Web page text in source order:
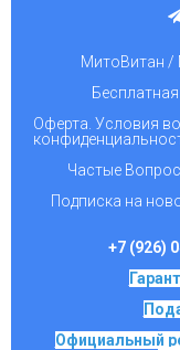
МитоВитан /
Оферта. Условия
Частые
Подписка на
+7 (926)
Официальный